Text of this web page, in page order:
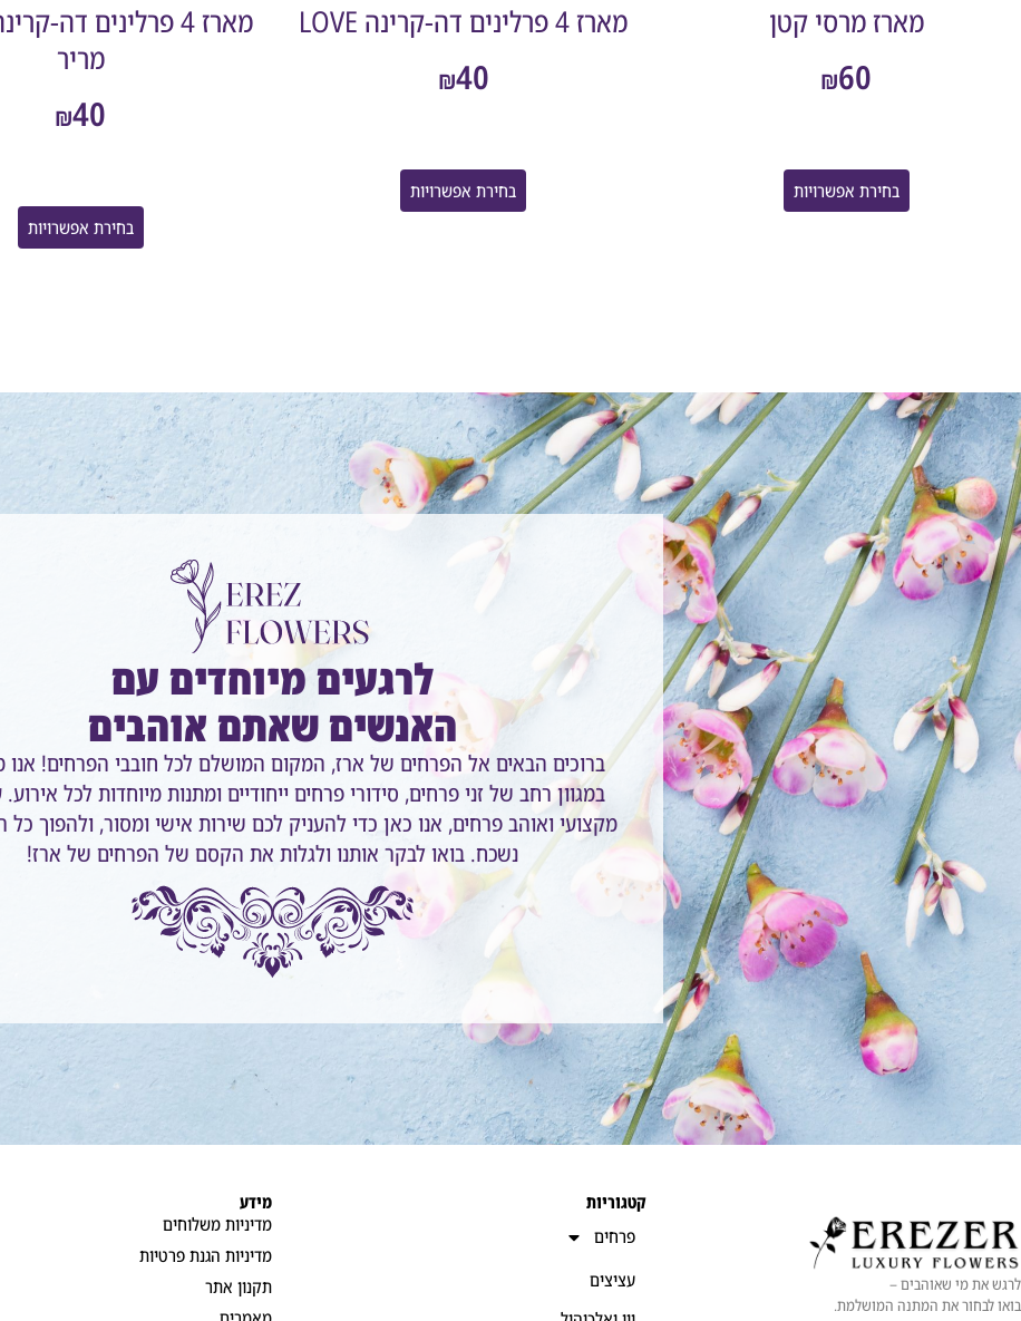
מארז מרסי קטן
₪60
בחירת אפשרויות
מארז 4 פרלינים דה-קרינה LOVE
₪40
בחירת אפשרויות
מארז 4 פרלינים דה-
מריר
₪40
בחירת אפשרויות
לרגעים מיוחדים עם
האנשים שאתם אוהבים
ברוכים הבאים אל הפרחים של ארז, המקום המושלם לכל חובבי הפרחים!
במגוון רחב של זני פרחים, סידורי פרחים ייחודיים ומתנות מיוחדות לכל
מקצועי ואוהב פרחים, אנו כאן כדי להעניק לכם שירות אישי ומסור, ולהפוך כל
נשכח. בואו לבקר אותנו ולגלות את הקסם של הפרחים של ארז!
לרגש את מי שאוהבים –
בואו לבחור את המתנה המושלמת.
קטגוריות
פרחים
עציצים
מידע
מדיניות משלוחים
מדיניות הגנת פרטיות
תקנון אתר